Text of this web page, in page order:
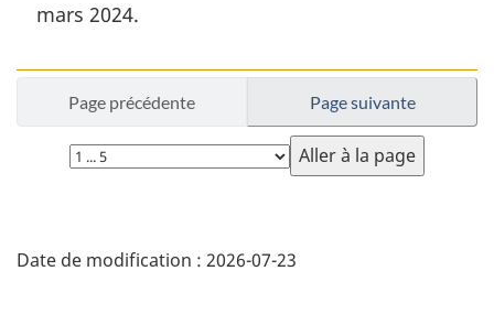
mars 2024.
Page précédente Page suivante
Choisissez
la
é
Date de modification : 2026-07-23